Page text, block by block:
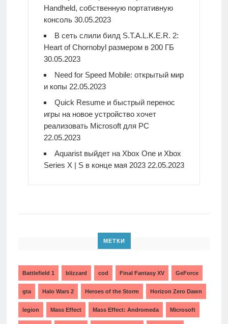
Handheld, собственную портативную
консоль 30.05.2023
В сеть слили билд S.T.A.L.K.E.R. 2:
Heart of Chornobyl размером в 200 ГБ
30.05.2023
Need for Speed Mobile: открытый мир
и копы 22.05.2023
Quick Resume и быстрый перенос
игры на новое устройство хочет
реализовать Microsoft для PC
22.05.2023
Aquarist выйдет на Xbox One и Xbox
Series X | S в конце мая 2023 22.05.2023
МЕТКИ
Battlefield 1 blizzard cod Final Fantasy XV GeForce
gta Halo Wars 2 Heroes of the Storm Horizon Zero Dawn
legion Mass Effect Mass Effect: Andromeda Microsoft